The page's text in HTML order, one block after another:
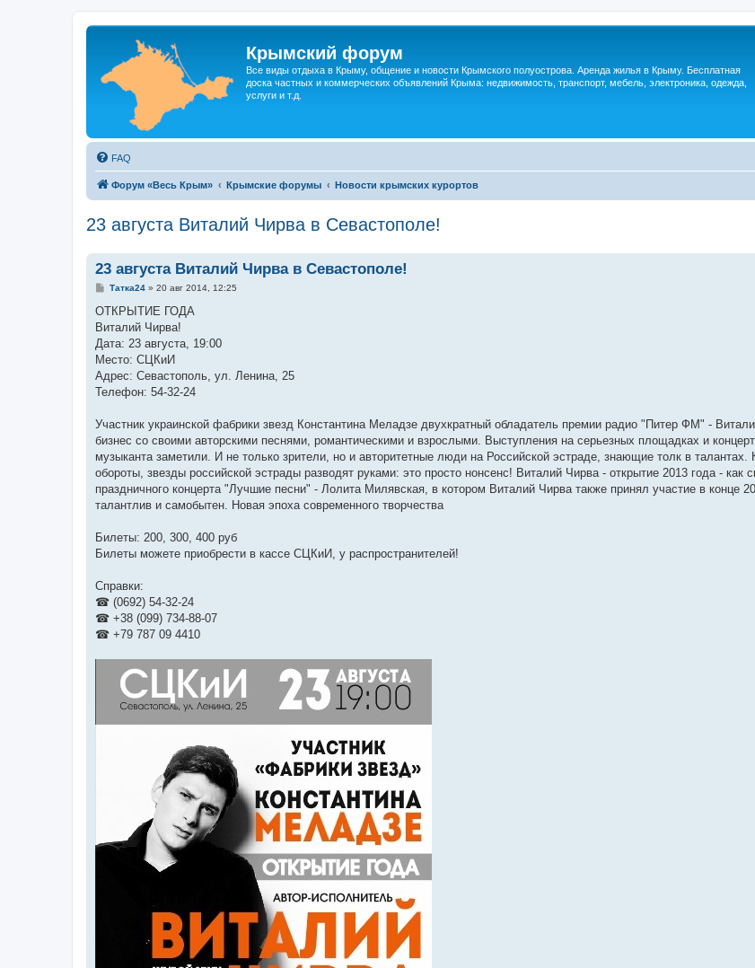
Крымский форум
Все виды отдыха в Крыму, общение и новости Крымского полуострова. Аренда жилья в Крыму. Бесплатная
доска частных и коммерческих объявлений Крыма: недвижимость, транспорт, мебель, электроника, одежда,
услуги и т.д.
FAQ
Форум «Весь Крым» Крымские форумы Новости крымских курортов
23 августа Виталий Чирва в Севастополе!
23 августа Виталий Чирва в Севастополе!
С
о
щ
е
и
е
Татка24» 20 авг 2014, 12:25
ОТКРЫТИЕ ГОДА
Виталий Чирва!
Дата: 23 августа, 19:00
Место: СЦКиИ
Адрес: Севастополь, ул. Ленина, 25
Телефон: 54-32-24
Участник украинской фабрики звезд Константина Меладзе двухкратный обладатель премии радио "Питер ФМ" -
бизнес со своими авторскими песнями, романтическими и взрослыми. Выступления на серьезных площадках и
музыканта заметили. И не только зрители, но и авторитетные люди на Российской эстраде, знающие толк в талантах.
обороты, звезды российской эстрады разводят руками: это просто нонсенс! Виталий Чирва - открытие 2013 года - как
праздничного концерта "Лучшие песни" - Лолита Милявская, в котором Виталий Чирва также принял участие в конце
талантлив и самобытен. Новая эпоха современного творчества
Билеты: 200, 300, 400 руб
Билеты можете приобрести в кассе СЦКиИ, у распространителей!
Справки:
☎ (0692) 54-32-24
☎ +38 (099) 734-88-07
☎ +79 787 09 4410